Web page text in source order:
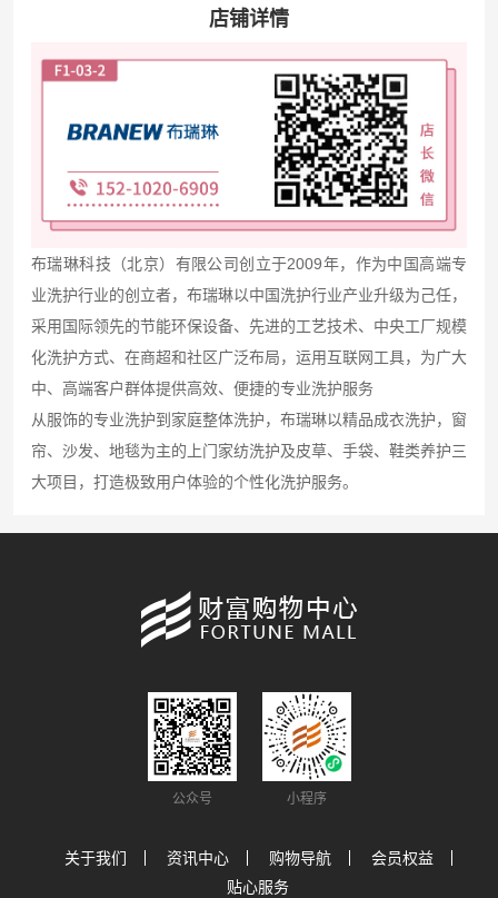
店铺详情
布瑞琳科技（北京）有限公司创立于2009年，作为中国高端专
业洗护行业的创立者，布瑞琳以中国洗护行业产业升级为己任，
采用国际领先的节能环保设备、先进的工艺技术、中央工厂规模
化洗护方式、在商超和社区广泛布局，运用互联网工具，为广大
中、高端客户群体提供高效、便捷的专业洗护服务
从服饰的专业洗护到家庭整体洗护，布瑞琳以精品成衣洗护，窗
帘、沙发、地毯为主的上门家纺洗护及皮草、手袋、鞋类养护三
大项目，打造极致用户体验的个性化洗护服务。
公众号 小程序
关于我们 资讯中心 购物导航
会员权益
贴心服务